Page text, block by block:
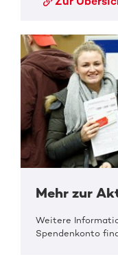
Mehr zur
Weitere
Spendenkonto